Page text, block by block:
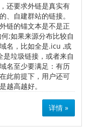
还要求外链是真实有
、自建群站的链接。
链的锚文本是不是正
;如果来源分布比较自
名，比如全是.icu ,或
垃圾链接，或者来自
名至少要满足：有历
此前提下，用户还可
越高越好。
详情 »